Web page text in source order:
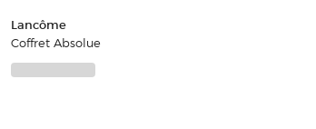
Lancôme
Coffret Absolue